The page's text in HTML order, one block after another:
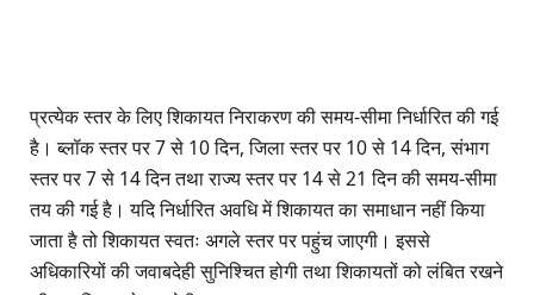
प्रत्येक स्तर के लिए शिकायत निराकरण की समय-सीमा निर्धारित की गई
है। ब्लॉक स्तर पर 7 से 10 दिन, जिला स्तर पर 10 से 14 दिन, संभाग
स्तर पर 7 से 14 दिन तथा राज्य स्तर पर 14 से 21 दिन की समय-सीमा
तय की गई है। यदि निर्धारित अवधि में शिकायत का समाधान नहीं किया
जाता है तो शिकायत स्वतः अगले स्तर पर पहुंच जाएगी। इससे
अधिकारियों की जवाबदेही सुनिश्चित होगी तथा शिकायतों को लंबित रखने